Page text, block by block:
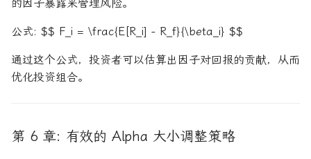
的因子暴露来管理风险。
公式: $$ F_i = \frac{E[R_i] - R_f}{\beta_i} $$
通过这个公式，投资者可以估算出因子对回报的贡献，从而
优化投资组合。
第 6 章: 有效的 Alpha 大小调整策略